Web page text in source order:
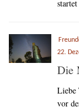
22.
Die
Liebe
vor